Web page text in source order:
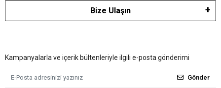
Bize Ulaşın
Kampanyalarla ve içerik bültenleriyle ilgili e-posta gönderimi
Gönder